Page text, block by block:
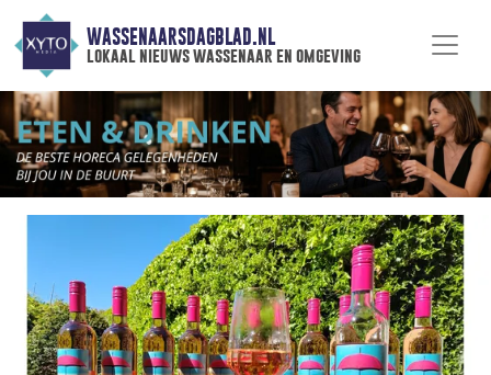
WASSENAARSDAGBLAD.NL
lokaal nieuws wassenaar en omgeving